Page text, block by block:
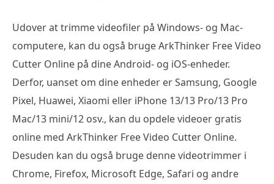
Udover at trimme videofiler på Windows- og Mac-
computere, kan du også bruge ArkThinker Free Video
Cutter Online på dine Android- og iOS-enheder.
Derfor, uanset om dine enheder er Samsung, Google
Pixel, Huawei, Xiaomi eller iPhone 13/13 Pro/13 Pro
Mac/13 mini/12 osv., kan du opdele videoer gratis
online med ArkThinker Free Video Cutter Online.
Desuden kan du også bruge denne videotrimmer i
Chrome, Firefox, Microsoft Edge, Safari og andre